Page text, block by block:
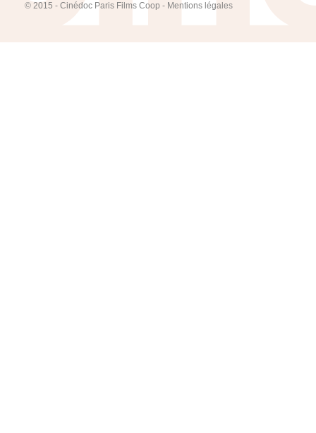
© 2015 - Cinédoc Paris Films Coop - Mentions légales